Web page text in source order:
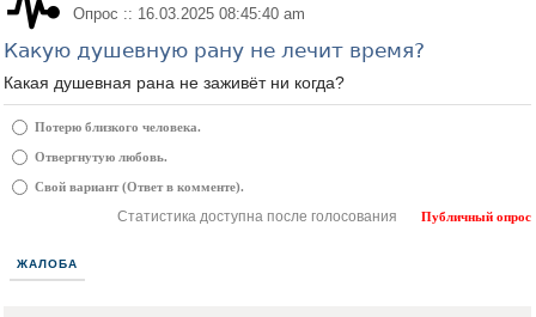
Опрос :: 16.03.2025 08:45:40 am
Какую душевную рану не лечит время?
Какая душевная рана не заживёт ни когда?
Потерю близкого человека.
Отвергнутую любовь.
Свой вариант (Ответ в комменте).
Статистика доступна после голосования Публичный опрос
ЖАЛОБА